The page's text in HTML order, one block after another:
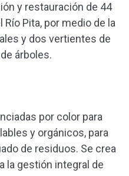
y restauración de 44
Pita, por medio de la
y dos vertientes de
árboles.
por color para
y orgánicos, para
de residuos. Se crea
la gestión integral de